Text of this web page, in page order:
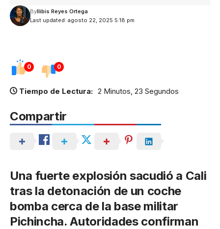
Last updated: agosto 22, 2025 5:18 pm
ByIlibis Reyes Ortega
0 0
Tiempo de Lectura: 2 Minutos, 23 Segundos
Compartir
Una fuerte explosión sacudió a Cali
tras la detonación de un coche
bomba cerca de la base militar
Pichincha. Autoridades confirman